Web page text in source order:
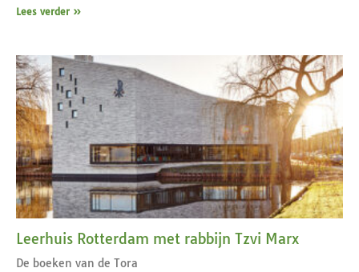
Lees verder »
Leerhuis Rotterdam met rabbijn Tzvi Marx
De boeken van de Tora